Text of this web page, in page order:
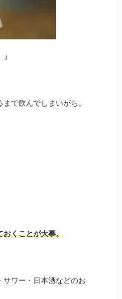
で飲んでしまいがち。
おくことが大事。
ワー・日本酒などのお